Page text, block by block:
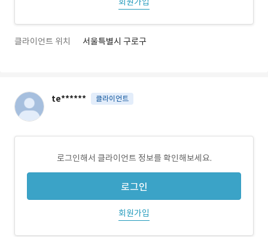
클라이언트 위치 서울특별시 구로구
te****** 클라이언트
로그인해서 클라이언트 정보를 확인해보세요.
로그인
회원가입